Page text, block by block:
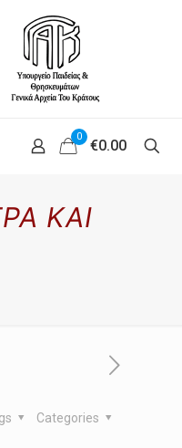
0
€0.00
ΚΑΙ
Categories